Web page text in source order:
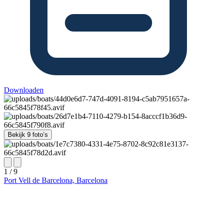
Downloaden
Bekijk 9 foto’s
1 / 9
Port Vell de Barcelona, Barcelona